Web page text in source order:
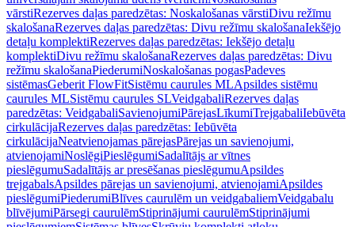
vārstiRezerves daļas paredzētas: Noskalošanas vārstiDivu režīmu
skalošanaRezerves daļas paredzētas: Divu režīmu skalošanaIekšējo
detaļu komplektiRezerves daļas paredzētas: Iekšējo detaļu
komplektiDivu režīmu skalošanaRezerves daļas paredzētas: Divu
režīmu skalošanaPiederumiNoskalošanas pogasPadeves
sistēmasGeberit FlowFitSistēmu caurules MLApsildes sistēmu
caurules MLSistēmu caurules SLVeidgabaliRezerves daļas
paredzētas: VeidgabaliSavienojumiPārejasLīkumiTrejgabaliIebūvēta
cirkulācijaRezerves daļas paredzētas: Iebūvēta
cirkulācijaNeatvienojamas pārejasPārejas un savienojumi,
atvienojamiNoslēgiPieslēgumiSadalītājs ar vītnes
pieslēgumuSadalītājs ar presēšanas pieslēgumuApsildes
trejgabalsApsildes pārejas un savienojumi, atvienojamiApsildes
pieslēgumiPiederumiBlīves caurulēm un veidgabaliemVeidgabalu
blīvējumiPārsegi caurulēmStiprinājumi caurulēmStiprinājumi